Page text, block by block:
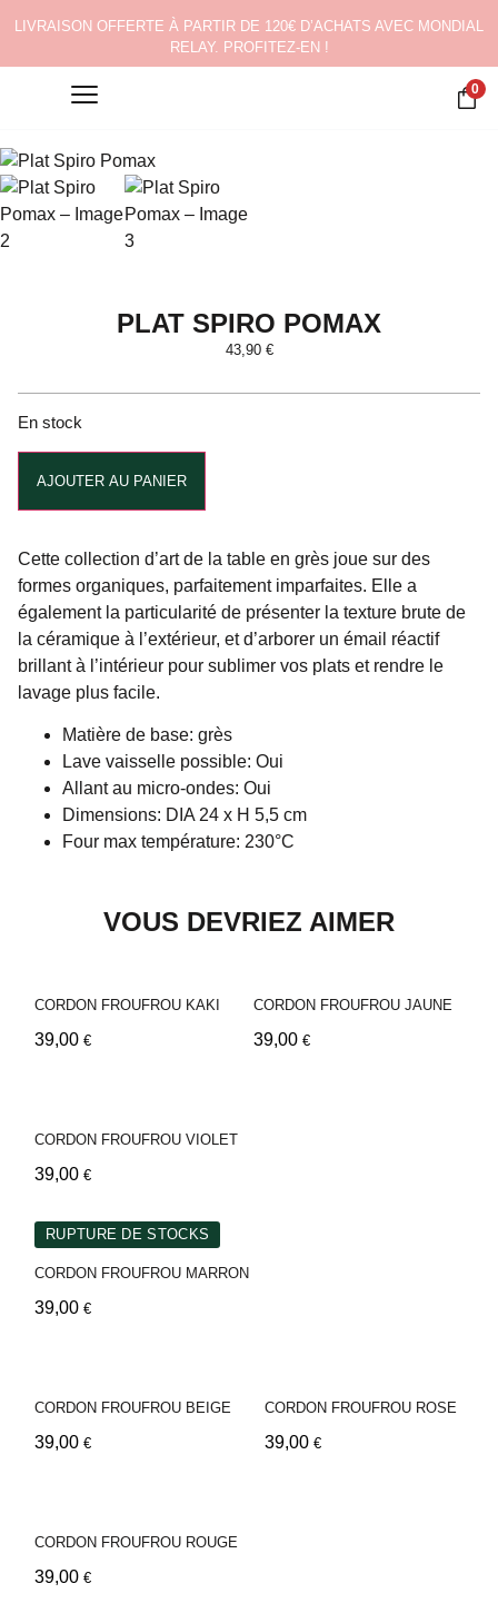
LIVRAISON OFFERTE À PARTIR DE 120€ D’ACHATS AVEC MONDIAL
RELAY. PROFITEZ-EN !
0
PLAT SPIRO POMAX
43,90 €
En stock
AJOUTER AU PANIER
Cette collection d’art de la table en grès joue sur des
formes organiques, parfaitement imparfaites. Elle a
également la particularité de présenter la texture brute de
la céramique à l’extérieur, et d’arborer un émail réactif
brillant à l’intérieur pour sublimer vos plats et rendre le
lavage plus facile.
Matière de base: grès
Lave vaisselle possible: Oui
Allant au micro-ondes: Oui
Dimensions: DIA 24 x H 5,5 cm
Four max température: 230°C
VOUS DEVRIEZ AIMER
CORDON FROUFROU KAKI
39,00 €
CORDON FROUFROU JAUNE
39,00 €
CORDON FROUFROU VIOLET
39,00 €
RUPTURE DE STOCKS
CORDON FROUFROU MARRON
39,00 €
CORDON FROUFROU BEIGE
39,00 €
CORDON FROUFROU ROSE
39,00 €
CORDON FROUFROU ROUGE
39,00 €